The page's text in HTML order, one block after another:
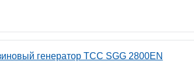
генератор ТСС SGG 2800EN